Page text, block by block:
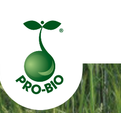
Prohledat PRO-BIO